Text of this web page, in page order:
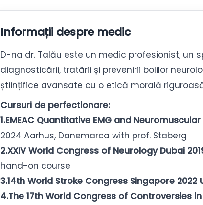
Informații despre medic
D-na dr. Talău este un medic profesionist, un
diagnosticării, tratării și prevenirii bolilor
științifice avansate cu o etică morală
Cursuri de perfectionare:
1.EMEAC Quantitative EMG and
2024 Aarhus, Danemarca with prof. Staberg
2.XXIV World Congress of Neurology Dubai
hand-on course
3.14th World Stroke Congress Singapore
4.The 17th World Congress of Controversies